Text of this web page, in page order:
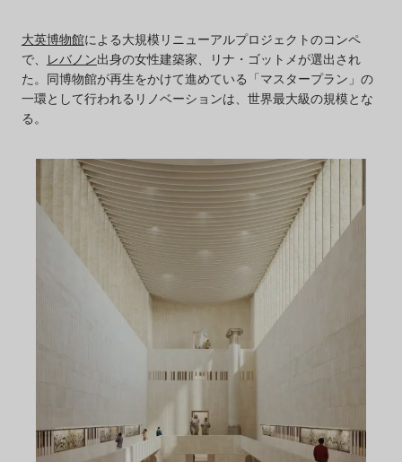
大英博物館による大規模リニューアルプロジェクトのコンペ
で、
レバノン出身の女性建築家、リナ・ゴットメが選出され
た。同博物館が再生をかけて進めている「マスタープラン」の
一環として行われるリノベーションは、世界最大級の規模とな
る。